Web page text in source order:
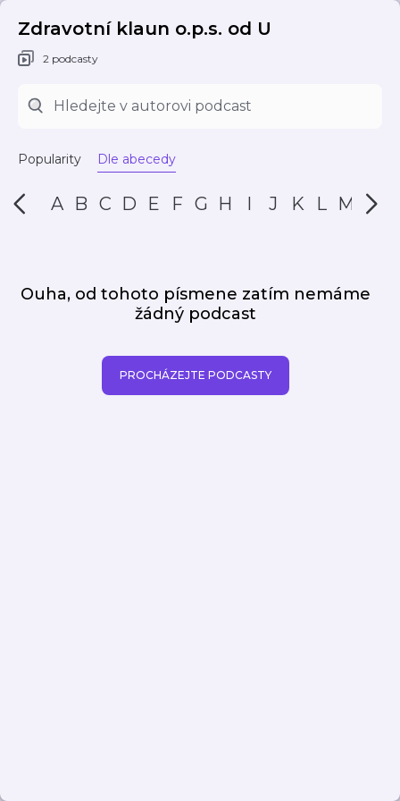
Zdravotní klaun o.p.s. od U
2 podcasty
Popularity Dle abecedy
A B C D E F G H I J K L M N
Ouha, od tohoto písmene zatím nemáme
žádný podcast
PROCHÁZEJTE PODCASTY